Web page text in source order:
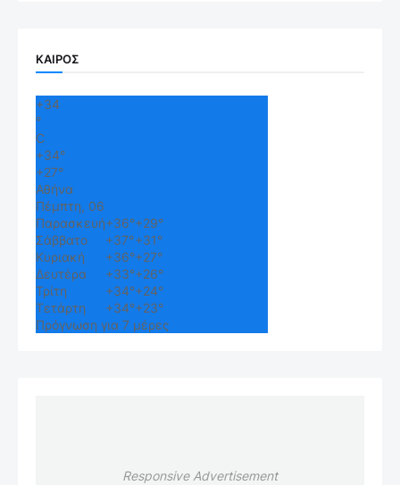
ΚΑΙΡΟΣ
+34
°
C
+34°
+27°
Αθήνα
Πέμπτη, 06
Παρασκευή+36°+29°
Σάββατο
+37°+31°
Κυριακή
+36°+27°
Δευτέρα
+33°+26°
Τρίτη
+34°+24°
Τετάρτη
+34°+23°
Πρόγνωση για 7 μέρες
Responsive Advertisement